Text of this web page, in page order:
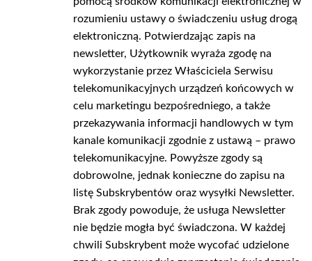
rozumieniu ustawy o świadczeniu usług drogą
elektroniczną. Potwierdzając zapis na
newsletter, Użytkownik wyraża zgodę na
wykorzystanie przez Właściciela Serwisu
telekomunikacyjnych urządzeń końcowych w
celu marketingu bezpośredniego, a także
przekazywania informacji handlowych w tym
kanale komunikacji zgodnie z ustawą – prawo
telekomunikacyjne. Powyższe zgody są
dobrowolne, jednak konieczne do zapisu na
listę Subskrybentów oraz wysyłki Newsletter.
Brak zgody powoduje, że usługa Newsletter
nie będzie mogła być świadczona. W każdej
chwili Subskrybent może wycofać udzielone